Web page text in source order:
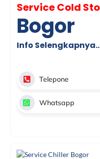
Service Cold
Bogor
Info
Telepone
Whatsapp